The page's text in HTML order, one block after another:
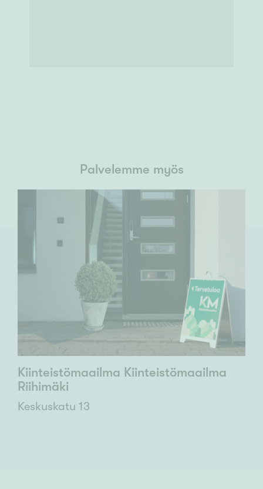
Palvelemme myös
Kiinteistömaailma Kiinteistömaailma
Riihimäki
Keskuskatu 13